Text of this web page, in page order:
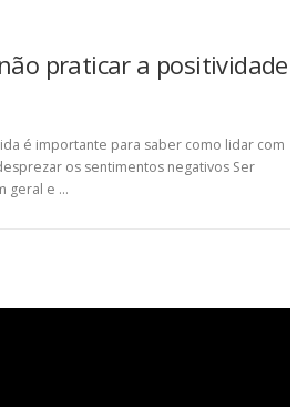
praticar a positividade
é importante para saber como lidar com
os sentimentos negativos Ser
geral e …